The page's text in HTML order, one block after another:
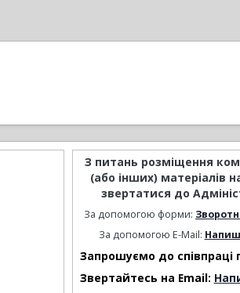
З питань розміщення
(або інших) матеріалів
звертатися до
За допомогою форми:
За допомогою E-Mail:
Запрошуємо до співпраці
Звертайтесь на Email: